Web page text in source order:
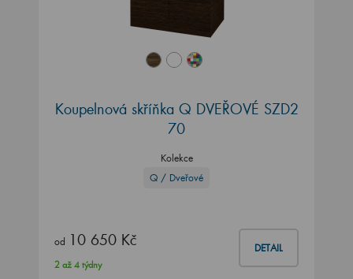
Koupelnová skříňka Q DVEŘOVÉ SZD2
70
Kolekce
Q / Dveřové
od 10 650 Kč DETAIL
2 až 4 týdny